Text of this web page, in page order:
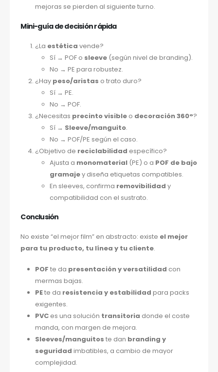
mejoras se pierden al siguiente turno.
Mini-guía de decisión rápida
¿La estética vende?
Sí → POF o sleeve(según nivel de branding).
No → PE para robustez.
¿Hay peso/aristas o trato duro?
Sí → PE.
No → POF.
¿Necesitas precinto visibleo decoración 360°?
Sí → Sleeve/manguito.
No → POF/PE según el caso.
¿Objetivo de reciclabilidad específico?
Ajusta a monomaterial(PE) o a POF de bajo
gramajey diseña etiquetas compatibles.
En sleeves, confirma removibilidad y
compatibilidad con el sustrato.
Conclusión
No existe “el mejor film” en abstracto: existe el mejor
para tu producto, tu línea y tu cliente.
POF te da presentación y versatilidad con
mermas bajas.
PEte da resistencia y estabilidad para packs
exigentes.
PVCes una solución transitoria donde el coste
manda, con margen de mejora.
Sleeves/manguitos te dan branding y
seguridad imbatibles, a cambio de mayor
complejidad.